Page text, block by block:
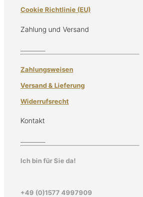
Cookie Richtlinie (EU)
Zahlung und Versand
Zahlungsweisen
Versand & Lieferung
Widerrufsrecht
Kontakt
Ich bin für Sie da!
+49 (0)1577 4997909